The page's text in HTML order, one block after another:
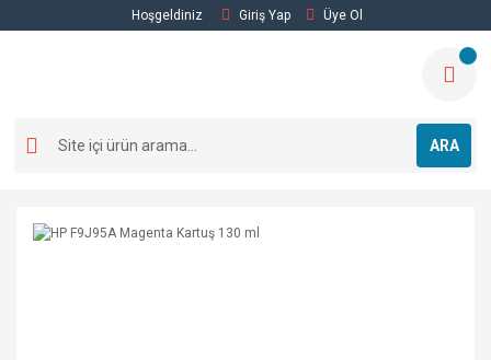
Hoşgeldiniz Giriş Yap Üye Ol
ARA